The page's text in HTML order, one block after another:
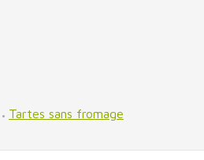
Tartes sans fromage